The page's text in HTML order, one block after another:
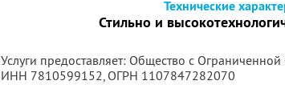
Технические
Стильно и
Услуги предоставляет: Общество с
ИНН 7810599152, ОГРН 1107847282070